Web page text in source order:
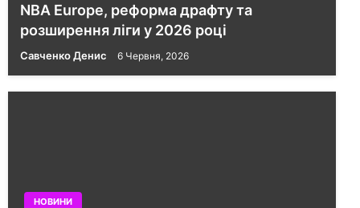
NBA Europe, реформа драфту та
розширення ліги у 2026 році
Савченко Денис 6 Червня, 2026
НОВИНИ